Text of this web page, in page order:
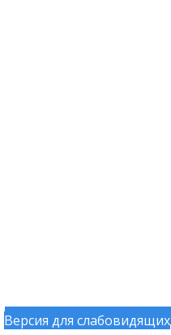
Версия для слабовидящих